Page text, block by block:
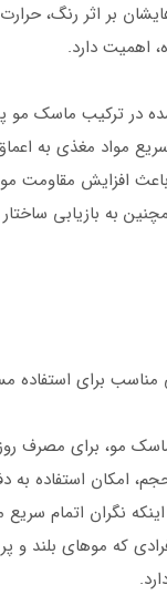
بر اثر رنگ،
اهمیت دارد.
در ترکیب ماسک مو
سریع مواد مغذی به
افزایش مقاومت مو
به بازیابی
مناسب برای استفاده
این ماسک مو، برای مصرف
امکان استفاده به
نگران اتمام
که موهای بلند و